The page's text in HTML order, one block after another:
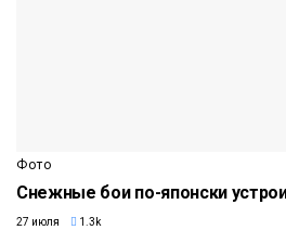
Фото
Снежные бои по-японски
27 июля 1.3k